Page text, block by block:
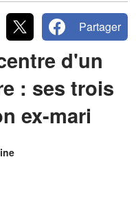
Partager
d'un
: ses trois
ex-mari